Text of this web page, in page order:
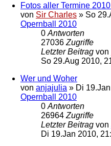
Fotos aller Termine
von Sir Charles » So
Opernball 2010
0 Antworten
27036 Zugriffe
Letzter Beitrag von
So 29.Aug 2010,
Wer und Woher
von anjajulia » Di
Opernball 2010
0 Antworten
26964 Zugriffe
Letzter Beitrag von
Di 19.Jan 2010,